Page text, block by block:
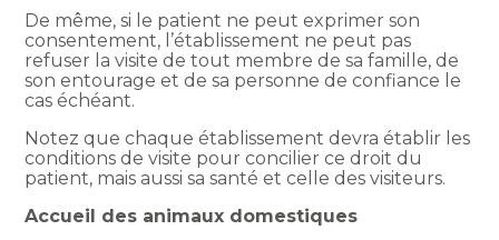
De même, si le patient ne peut exprimer son
consentement, l’établissement ne peut pas
refuser la visite de tout membre de sa famille, de
son entourage et de sa personne de confiance le
cas échéant.
Notez que chaque établissement devra établir les
conditions de visite pour concilier ce droit du
patient, mais aussi sa santé et celle des visiteurs.
Accueil des animaux domestiques